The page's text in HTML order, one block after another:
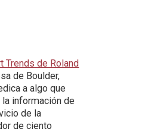
Trends de Roland
de Boulder,
a algo que
información de
de la
de ciento